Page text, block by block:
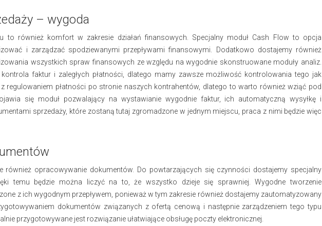
– wygoda
to również komfort w zakresie działań finansowych. Specjalny moduł Cash Flow to opcja
i zarządzać spodziewanymi przepływami finansowymi. Dodatkowo dostajemy również
wszystkich spraw finansowych ze względu na wygodnie skonstruowane moduły analiz.
faktur i zaległych płatności, dlatego mamy zawsze możliwość kontrolowania tego jak
regulowaniem płatności po stronie naszych kontrahentów, dlatego to warto również wziąć pod
się moduł pozwalający na wystawianie wygodnie faktur, ich automatyczną wysyłkę i
sprzedaży, które zostaną tutaj zgromadzone w jednym miejscu, praca z nimi będzie więc
również opracowywanie dokumentów. Do powtarzających się czynności dostajemy specjalny
temu będzie można liczyć na to, że wszystko dzieje się sprawniej. Wygodne tworzenie
z ich wygodnym przepływem, ponieważ w tym zakresie również dostajemy zautomatyzowany
dokumentów związanych z ofertą cenową i następnie zarządzeniem tego typu
przygotowywane jest rozwiązanie ułatwiające obsługę poczty elektronicznej.